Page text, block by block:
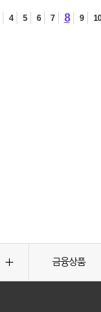
4 5 6 7 8 9 10
금융상품